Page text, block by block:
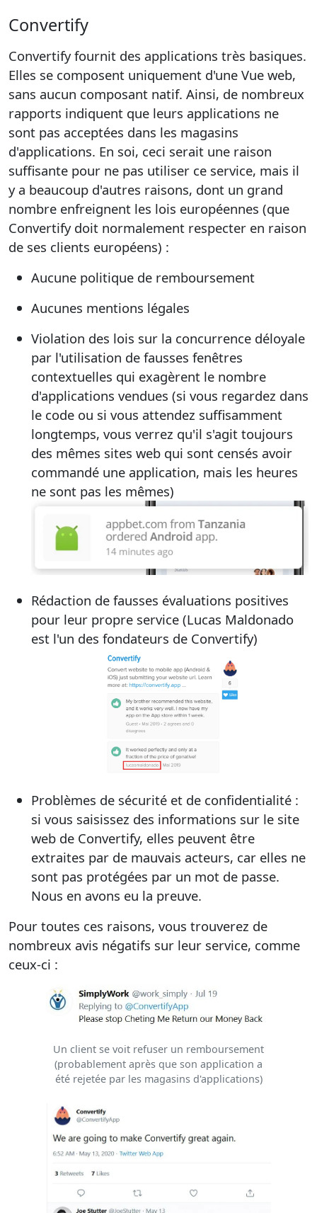
Convertify
Convertify fournit des applications très basiques.
Elles se composent uniquement d'une Vue web,
sans aucun composant natif. Ainsi, de nombreux
rapports indiquent que leurs applications ne
sont pas acceptées dans les magasins
d'applications. En soi, ceci serait une raison
suffisante pour ne pas utiliser ce service, mais il
y a beaucoup d'autres raisons, dont un grand
nombre enfreignent les lois européennes (que
Convertify doit normalement respecter en raison
de ses clients européens) :
Aucune politique de remboursement
Aucunes mentions légales
Violation des lois sur la concurrence déloyale
par l'utilisation de fausses fenêtres
contextuelles qui exagèrent le nombre
d'applications vendues (si vous regardez dans
le code ou si vous attendez suffisamment
longtemps, vous verrez qu'il s'agit toujours
des mêmes sites web qui sont censés avoir
commandé une application, mais les heures
ne sont pas les mêmes)
Rédaction de fausses évaluations positives
pour leur propre service (Lucas Maldonado
est l'un des fondateurs de Convertify)
Problèmes de sécurité et de confidentialité :
si vous saisissez des informations sur le site
web de Convertify, elles peuvent être
extraites par de mauvais acteurs, car elles ne
sont pas protégées par un mot de passe.
Nous en avons eu la preuve.
Pour toutes ces raisons, vous trouverez de
nombreux avis négatifs sur leur service, comme
ceux-ci :
Un client se voit refuser un remboursement
(probablement après que son application a
été rejetée par les magasins d'applications)